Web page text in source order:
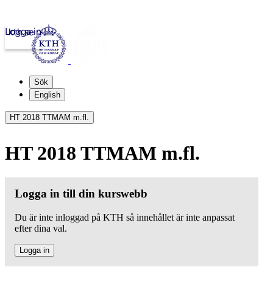
kth.se
Logga in
Sök
English
HT 2018 TTMAM m.fl.
HT 2018 TTMAM m.fl.
Logga in till din kurswebb
Du är inte inloggad på KTH så innehållet är inte anpassat
efter dina val.
Logga in